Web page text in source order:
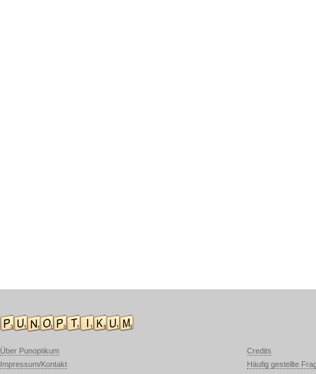
Über Punoptikum
Impressum/Kontakt
Credits
Häufig gestellte